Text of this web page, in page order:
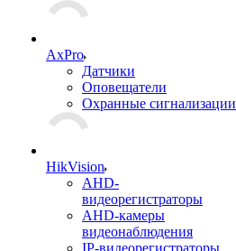
AxPro
Датчики
Оповещатели
Охранные сигнализации
HikVision
AHD-
видеорегистраторы
AHD-камеры
видеонаблюдения
IP-видеорегистраторы